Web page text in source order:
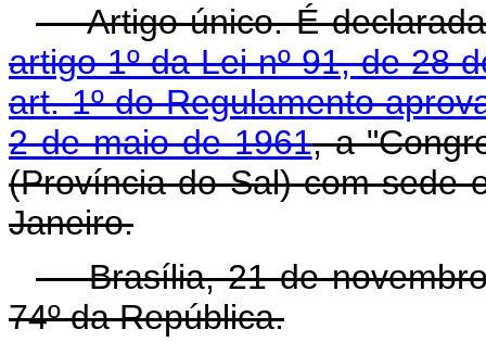
Artigo único. É declarada
artigo 1º da Lei nº 91, de 28
art. 1º do Regulamento
2 de maio de 1961, a
(Província do Sal) com sede
Janeiro.
Brasília, 21 de novembro
74º da República.